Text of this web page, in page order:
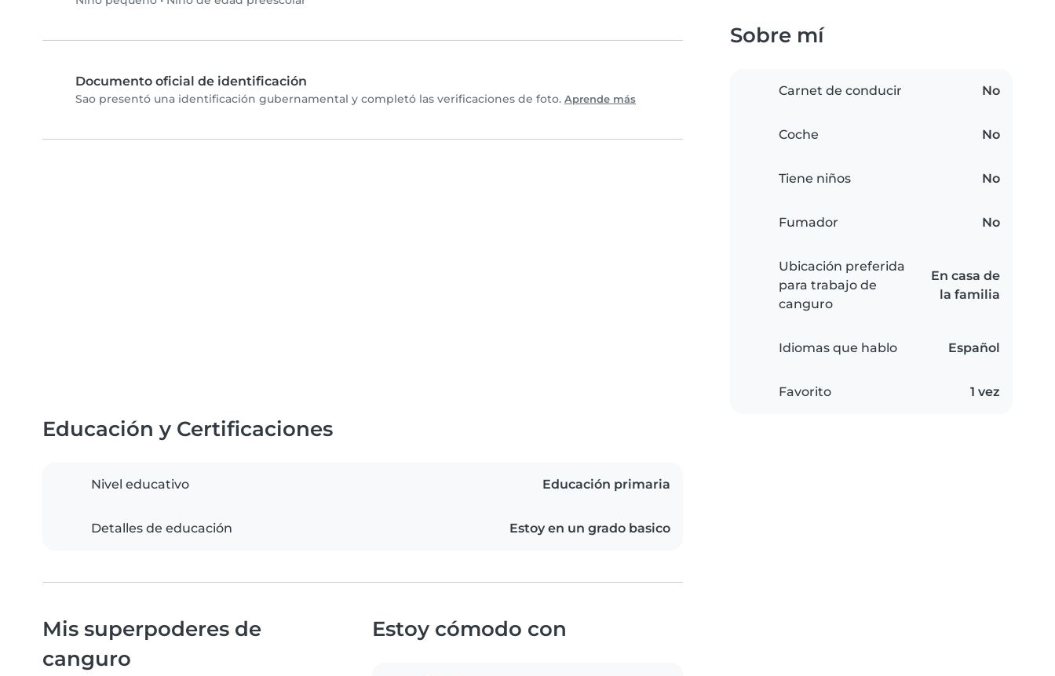
Documento oficial de identificación
Sao presentó una identificación gubernamental y completó las verificaciones de foto. Aprende más
Sobre mí
Carnet de conducir No
Coche No
Tiene niños No
Fumador No
Ubicación preferida
para trabajo de
canguro
En casa de
la familia
Idiomas que hablo Español
Favorito 1 vez
Educación y Certificaciones
Nivel educativo Educación primaria
Detalles de educación Estoy en un grado basico
Mis superpoderes de
canguro
Estoy cómodo con